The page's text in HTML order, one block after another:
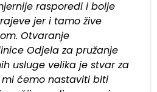
rasporedi i bolje
jer i tamo žive
Otvaranje
Odjela za pružanje
usluge velika je stvar za
ćemo nastaviti biti